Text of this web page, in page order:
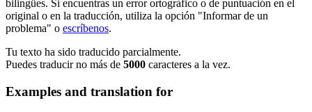
bilingües. Si encuentras un error ortográfico o de puntuación en el
original o en la traducción, utiliza la opción "Informar de un
problema" o escríbenos.
Tu texto ha sido traducido parcialmente.
Puedes traducir no más de 5000 caracteres a la vez.
Examples and translation for